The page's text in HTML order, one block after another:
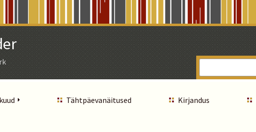
Tähtpäevanäitused Kirjandus